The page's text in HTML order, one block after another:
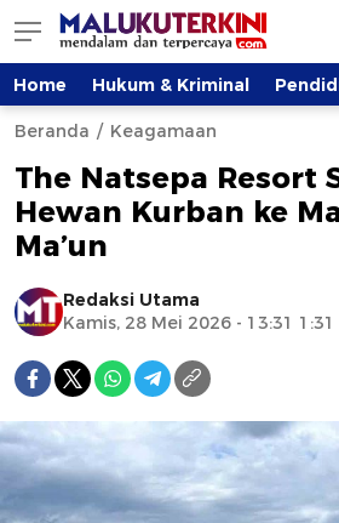
Home Hukum & Kriminal
Beranda Keagamaan
The Natsepa Resort
Hewan Kurban ke
Ma’un
Redaksi Utama
Kamis, 28 Mei 2026 - 13:31